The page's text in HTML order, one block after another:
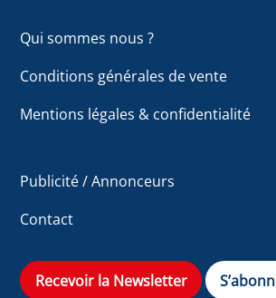
Qui sommes nous ?
Conditions générales de vente
Mentions légales & confidentialité
Publicité / Annonceurs
Contact
Recevoir la Newsletter